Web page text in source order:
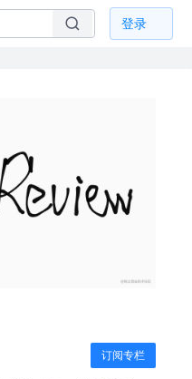
登录
订阅专栏